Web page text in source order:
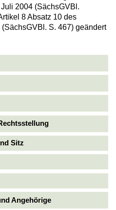
2004 (SächsGVBl.
8 Absatz 10 des
S. 467) geändert
Sitz
Angehörige